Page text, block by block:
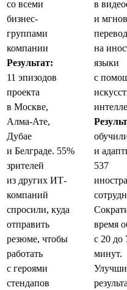
со всеми
бизнес-
группами
компании
Результат:
11 эпизодов
проекта
в Москве,
Алма-Ате,
Дубае
и Белграде. 55%
зрителей
из других ИТ-
компаний
спросили, куда
отправить
резюме, чтобы
работать
с героями
стендапов
в
и
на
языки
с
и
537
время
с 20 до
минут.